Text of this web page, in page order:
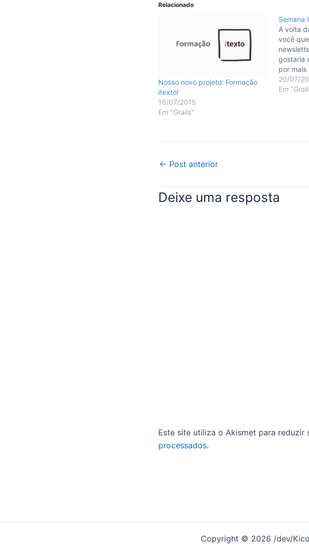
Relacionado
Nosso novo projeto: Formação
itexto!
16/07/2015
Em "Grails"
Semana
A volta
você
gostaria
por mais
no futuro
vez mais
20/07/
Em
Post
← Post anterior
Deixe uma resposta
Este site utiliza o Akismet para reduzir
processados.
Copyright © 2026 /dev/